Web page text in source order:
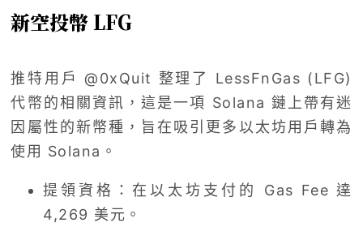
新空投幣 LFG
推特用戶 @0xQuit 整理了 LessFnGas (LFG)
代幣的相關資訊，這是一項 Solana 鏈上帶有迷
因屬性的新幣種，旨在吸引更多以太坊用戶轉為
使用 Solana。
提領資格：在以太坊支付的 Gas Fee 達
4,269 美元。